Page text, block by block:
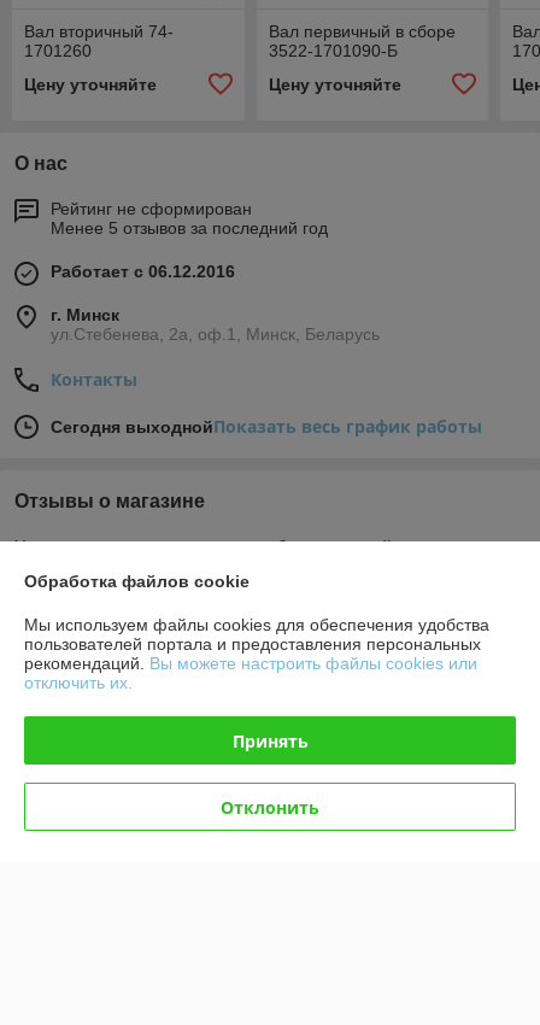
Вал вторичный 74-
1701260
Цену уточняйте
Вал первичный в сборе
3522-1701090-Б
Цену уточняйте
О нас
Рейтинг не сформирован
Менее 5 отзывов за последний год
Работает с 06.12.2016
г. Минск
ул.Стебенева, 2а, оф.1, Минск, Беларусь
Контакты
Сегодня выходнойПоказать весь график работы
Отзывы о магазине
У компании пока нет отзывов, добавьте первый
О нас
Контакты
График работы
Обработка файлов cookie
Мы используем файлы cookies для обеспечения удобства
пользователей портала и предоставления персональных
рекомендаций. Вы можете настроить файлы cookies или
отключить их.
Принять
Отклонить